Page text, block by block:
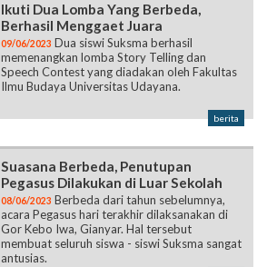
Ikuti Dua Lomba Yang Berbeda,
Berhasil Menggaet Juara
09/06/2023 Dua siswi Suksma berhasil
memenangkan lomba Story Telling dan
Speech Contest yang diadakan oleh Fakultas
Ilmu Budaya Universitas Udayana.
berita
Suasana Berbeda, Penutupan
Pegasus Dilakukan di Luar Sekolah
08/06/2023 Berbeda dari tahun sebelumnya,
acara Pegasus hari terakhir dilaksanakan di
Gor Kebo Iwa, Gianyar. Hal tersebut
membuat seluruh siswa - siswi Suksma sangat
antusias.